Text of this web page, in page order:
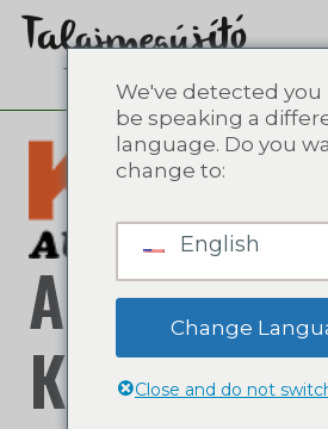
Кнотт Лтд.
We've detected
be speaking a
language. Do you
change to:
English
Change
Close and do not